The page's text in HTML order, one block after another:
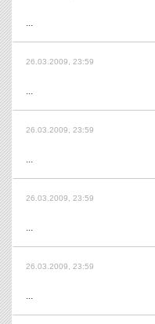
...
26.03.2009, 23:59
...
26.03.2009, 23:59
...
26.03.2009, 23:59
...
26.03.2009, 23:59
...